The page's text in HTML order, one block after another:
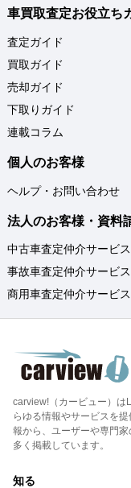
車買取査定お役立ち
査定ガイド
買取ガイド
売却ガイド
下取りガイド
連載コラム
個人のお客様
ヘルプ・お問い合わせ
法人のお客様・資料
中古車査定仲介サービス
事故車査定仲介サービス
商用車査定仲介サービス
carview!（カービュー）は
らゆる情報やサービスを
報から、ユーザーや専門
多く掲載しています。
知る